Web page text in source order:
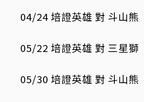
04/24 培證英雄 對 斗山熊
05/22 培證英雄 對 三星獅
05/30 培證英雄 對 斗山熊